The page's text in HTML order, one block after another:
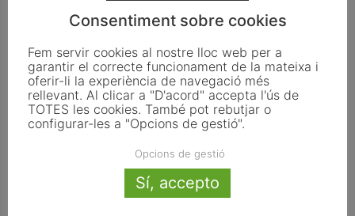
ENS
VALENT,
BATALLAD
OR,
LLUITADOR
Consentiment sobre cookies
Fem servir cookies al nostre lloc web per a
garantir el correcte funcionament de la mateixa i
oferir-li la experiència de navegació més
rellevant. Al clicar a "D'acord" accepta l'ús de
TOTES les cookies. També pot rebutjar o
configurar-les a "Opcions de gestió".
Opcions de gestió
Sí, accepto